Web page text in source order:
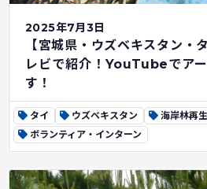
2025年7月3日
【宮城県・ウズベキスタン・
レビで紹介！YouTubeでア
す！
タイ ウズベキスタン
海岸林再
ボランティア・インターン